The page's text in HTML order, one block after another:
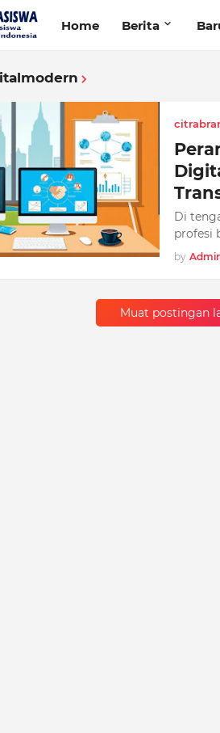
Home Berita
Di
profesi
by
Muat postingan